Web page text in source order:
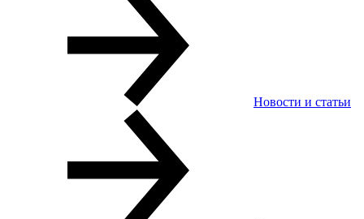
Новости и статьи